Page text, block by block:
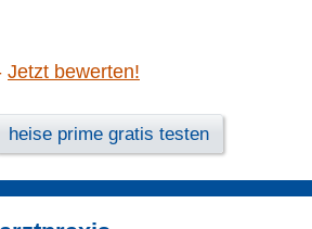
Jetzt bewerten!
heise prime gratis testen